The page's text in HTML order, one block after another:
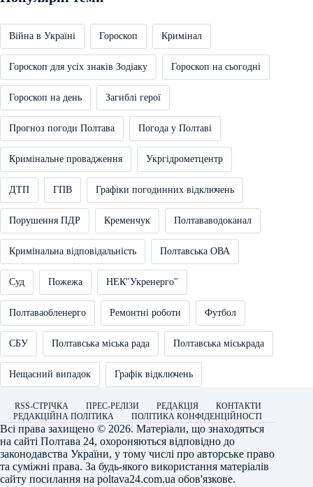
Війна в Україні Гороскоп Кримінал
Гороскоп для усіх знаків Зодіаку Гороскоп на сьогодні
Гороскоп на день Загиблі герої
Прогноз погоди Полтава Погода у Полтаві
Кримінальне провадження Укргідрометцентр
ДТП ГПВ Графіки погодинних відключень
Порушення ПДР Кременчук Полтававодоканал
Кримінальна відповідальність Полтавська ОВА
Суд Пожежа НЕК"Укренерго"
Полтаваобленерго Ремонтні роботи Футбол
СБУ Полтавська міська рада Полтавська міськрада
Нещасний випадок Графік відключень
RSS-СТРІЧКА ПРЕС-РЕЛІЗИ РЕДАКЦІЯ
КОНТАКТИ
РЕДАКЦІЙНА ПОЛІТИКА
ПОЛІТИКА КОНФІДЕНЦІЙНОСТІ
Всі права захищено © 2026. Матеріали, що знаходяться
на сайті Полтава 24, охороняються відповідно до
законодавства України, у тому числі про авторське право
та суміжні права. За будь-якого використання матеріалів
сайту посилання на poltava24.com.ua обов'язкове.